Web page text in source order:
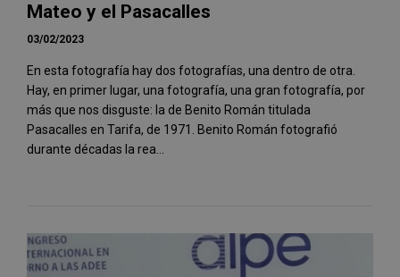
Mateo y el Pasacalles
03/02/2023
En esta fotografía hay dos fotografías, una dentro de otra.
Hay, en primer lugar, una fotografía, una gran fotografía, por
más que nos disguste: la de Benito Román titulada
Pasacalles en Tarifa, de 1971. Benito Román fotografió
durante décadas la rea...